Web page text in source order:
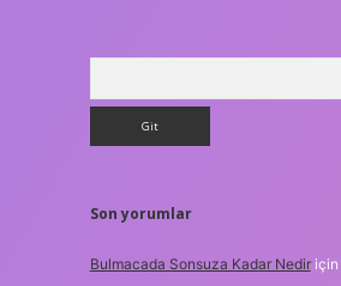
Son yorumlar
Bulmacada Sonsuza Kadar Nediriçin